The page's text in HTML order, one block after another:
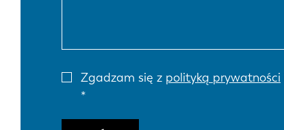
Zgadzam się z polityką prywatności